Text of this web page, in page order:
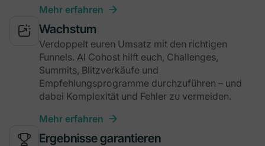
Mehr erfahren
Wachstum
Verdoppelt euren Umsatz mit den richtigen
Funnels. AI Cohost hilft euch, Challenges,
Summits, Blitzverkäufe und
Empfehlungsprogramme durchzuführen – und
dabei Komplexität und Fehler zu vermeiden.
Mehr erfahren
Ergebnisse garantieren